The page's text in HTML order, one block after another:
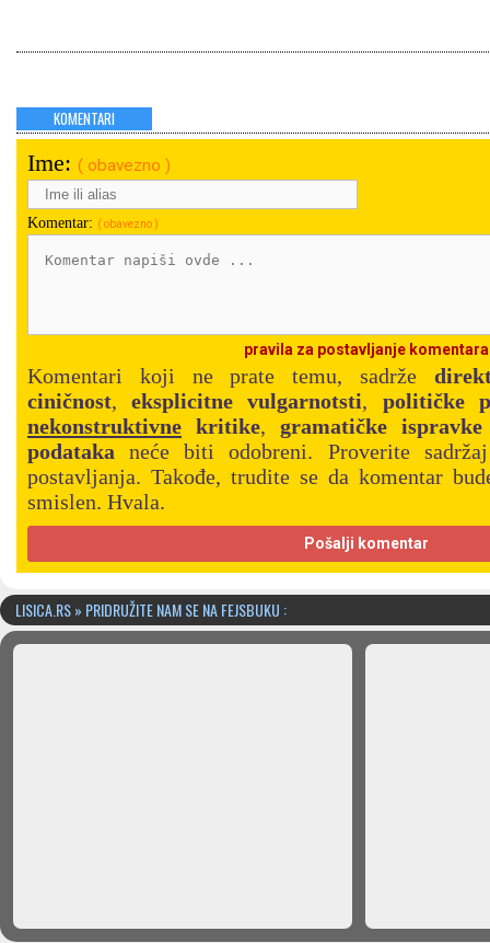
KOMENTARI
Ime: ( obavezno )
Komentar: ( obavezno )
pravila za postavljanje komentara
Komentari koji ne prate temu, sadrže
ciničnost,eksplicitne vulgarnotsti, političke
nekonstruktivne kritike, gramatičke ispravke
podataka neće biti odobreni. Proverite
postavljanja. Takođe, trudite se da komentar
smislen. Hvala.
LISICA.RS » PRIDRUŽITE NAM SE NA FEJSBUKU :